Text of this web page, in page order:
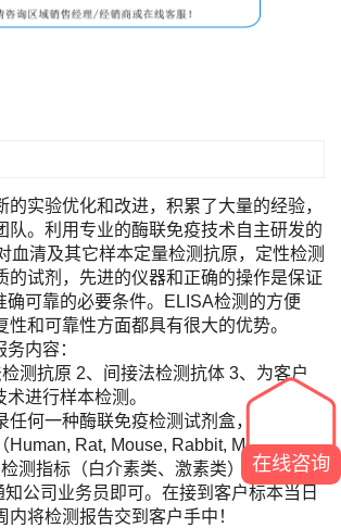
的实验优化和改进，积累了大量的经验，
队。利用专业的酶联免疫技术自主研发的
血清及其它样本定量检测抗原，定性检测
的试剂，先进的仪器和正确的操作是保证
确可靠的必要条件。ELISA检测的方便
性和可靠性方面都具有很大的优势。
内容：
测抗原 2、间接法检测抗体 3、为客户
进行样本检测。
任何一种酶联免疫检测试剂盒，您只需将
Human, Rat, Mouse, Rabbit, Monkey,
测指标（白介素类、激素类）及标本数
公司业务员即可。在接到客户标本当日
内将检测报告交到客户手中！
在线咨询